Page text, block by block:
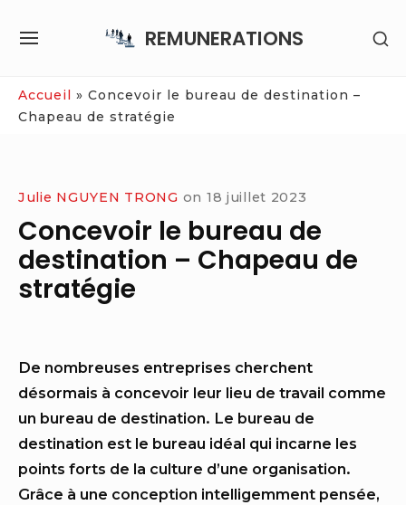
REMUNERATIONS
SITE
Accueil » Concevoir le bureau de destination –
Chapeau de stratégie
Julie NGUYEN TRONG on 18 juillet 2023
Concevoir le bureau de
destination – Chapeau de
stratégie
De nombreuses entreprises cherchent
désormais à concevoir leur lieu de travail comme
un bureau de destination. Le bureau de
destination est le bureau idéal qui incarne les
points forts de la culture d’une organisation.
Grâce à une conception intelligemment pensée,